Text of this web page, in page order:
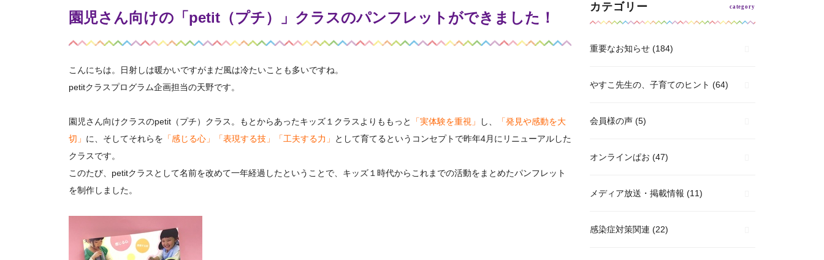
園児さん向けの「petit（プチ）」クラスのパンフレットができました！
こんにちは。日射しは暖かいですがまだ風は冷たいことも多いですね。
petitクラスプログラム企画担当の天野です。
園児さん向けクラスのpetit（プチ）クラス。もとからあったキッズ１クラスよりももっと 「実体験を重視」 し、
「発見や感動を大
切」 に、そしてそれらを 「感じる心」「表現する技」「工夫する力」
として育てるというコンセプトで昨年4月にリニューアルした
クラスです。
このたび、petitクラスとして名前を改めて一年経過したということで、キッズ１時代からこれまでの活動をまとめたパンフレット
を制作しました。
カテゴリー
重要なお知らせ (184)
やすこ先生の、子育てのヒント (64)
会員様の声 (5)
オンラインぱお (47)
メディア放送・掲載情報 (11)
感染症対策関連 (22)